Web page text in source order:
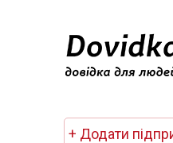
+ Додати